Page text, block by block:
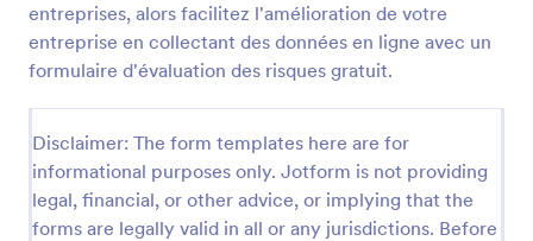
entreprises, alors facilitez l'amélioration de votre
entreprise en collectant des données en ligne avec un
formulaire d'évaluation des risques gratuit.
Disclaimer: The form templates here are for
informational purposes only. Jotform is not providing
legal, financial, or other advice, or implying that the
forms are legally valid in all or any jurisdictions. Before